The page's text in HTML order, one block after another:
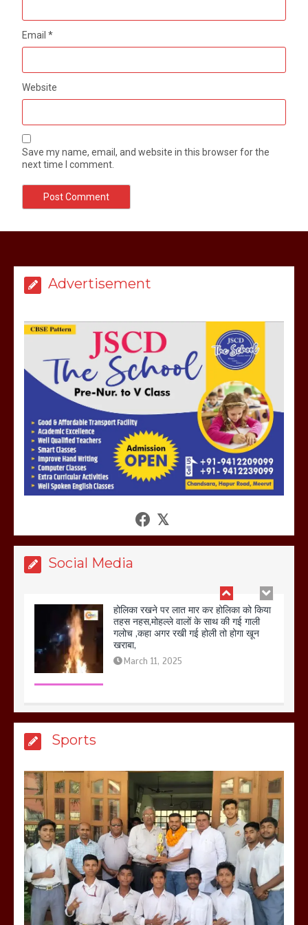
Email*
Website
Save my name, email, and website in this browser for the
next time I comment.
Advertisement
Social Media
मेरठ सुराजकुंड शमशान घाट में चिता से अस्थि
उठाकर खाते कुत्ते का वीडियो इंटरनेट पर जमकर
March 6, 2025
होलिका रखने पर लात मार कर होलिका को किया
तहस नहस,मोहल्ले वालों के साथ की गई गाली
गलोच ,कहा अगर रखी गई होली तो होगा खून
खराबा,
आखिर क्यों जैनुल सालीकिन को शहर काजी नहीं
बिजली विभाग से परेशान होकर बागपत में एक संत
ने सरकार को दी आमरण अनशन की चेतावनी
March 8, 2025
Sports